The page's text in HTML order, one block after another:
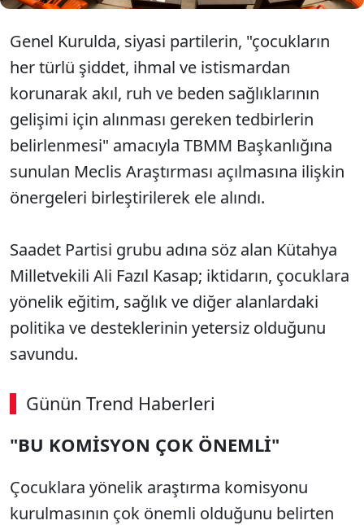
Genel Kurulda, siyasi partilerin, "çocukların
her türlü şiddet, ihmal ve istismardan
korunarak akıl, ruh ve beden sağlıklarının
gelişimi için alınması gereken tedbirlerin
belirlenmesi" amacıyla TBMM Başkanlığına
sunulan Meclis Araştırması açılmasına ilişkin
önergeleri birleştirilerek ele alındı.
Saadet Partisi grubu adına söz alan Kütahya
Milletvekili Ali Fazıl Kasap; iktidarın, çocuklara
yönelik eğitim, sağlık ve diğer alanlardaki
politika ve desteklerinin yetersiz olduğunu
savundu.
Günün Trend Haberleri
00:03 / 08:43
"BU KOMİSYON ÇOK ÖNEMLİ"
Çocuklara yönelik araştırma komisyonu
kurulmasının çok önemli olduğunu belirten